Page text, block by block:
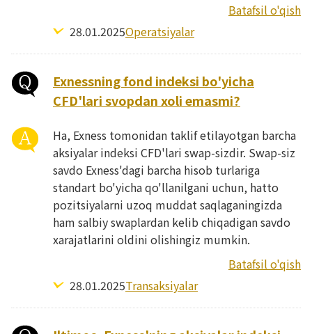
Batafsil o'qish
28.01.2025Operatsiyalar
Exnessning fond indeksi bo'yicha
CFD'lari svopdan xoli emasmi?
Ha, Exness tomonidan taklif etilayotgan barcha
aksiyalar indeksi CFD'lari swap-sizdir. Swap-siz
savdo Exness'dagi barcha hisob turlariga
standart bo'yicha qo'llanilgani uchun, hatto
pozitsiyalarni uzoq muddat saqlaganingizda
ham salbiy swaplardan kelib chiqadigan savdo
xarajatlarini oldini olishingiz mumkin.
Batafsil o'qish
28.01.2025Transaksiyalar